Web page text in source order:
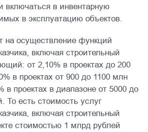
включаться в инвентарную
в эксплуатацию объектов.
на осуществление функций
включая строительный
от 2,10% в проектах до 200
в проектах от 900 до 1100 млн
в проектах в диапазоне от 5000 до
То есть стоимость услуг
включая строительный
стоимостью 1 млрд рублей